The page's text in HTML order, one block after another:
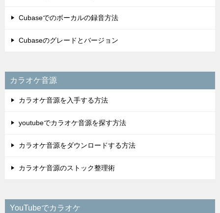
Cubaseでのボーカルの録音方法
Cubaseのグレードとバージョン
カラオケ音源
カラオケ音源を入手する方法
youtubeでカラオケ音源を探す方法
カラオケ音源をダウンロードする方法
カラオケ音源のストック整理術
YouTubeでカラオケ